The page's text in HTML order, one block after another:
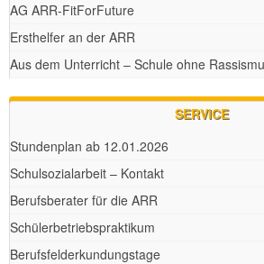
AG ARR-FitForFuture
Ersthelfer an der ARR
Aus dem Unterricht – Schule ohne
SERVICE
Stundenplan ab 12.01.2026
Schulsozialarbeit – Kontakt
Berufsberater für die ARR
Schülerbetriebspraktikum
Berufsfelderkundungstage